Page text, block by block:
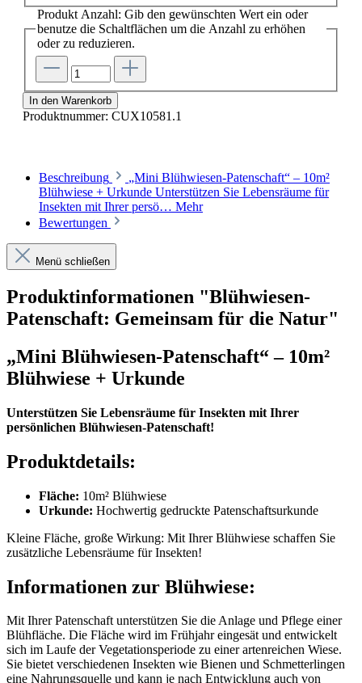
Produkt Anzahl: Gib den gewünschten Wert ein oder
benutze die Schaltflächen um die Anzahl zu erhöhen
oder zu reduzieren.
In den Warenkorb
Produktnummer: CUX10581.1
Beschreibung
„Mini Blühwiesen-Patenschaft“ – 10m²
Blühwiese + Urkunde Unterstützen Sie Lebensräume für
Insekten mit Ihrer persö… Mehr
Bewertungen
Menü schließen
Produktinformationen "Blühwiesen-
Patenschaft: Gemeinsam für die Natur"
„Mini Blühwiesen-Patenschaft“ – 10m²
Blühwiese + Urkunde
Unterstützen Sie Lebensräume für Insekten mit Ihrer
persönlichen Blühwiesen-Patenschaft!
Produktdetails:
Fläche: 10m² Blühwiese
Urkunde: Hochwertig gedruckte Patenschaftsurkunde
Kleine Fläche, große Wirkung: Mit Ihrer Blühwiese schaffen Sie
zusätzliche Lebensräume für Insekten!
Informationen zur Blühwiese:
Mit Ihrer Patenschaft unterstützen Sie die Anlage und Pflege einer
Blühfläche. Die Fläche wird im Frühjahr eingesät und entwickelt
sich im Laufe der Vegetationsperiode zu einer artenreichen Wiese.
Sie bietet verschiedenen Insekten wie Bienen und Schmetterlingen
eine Nahrungsquelle und kann je nach Entwicklung auch von